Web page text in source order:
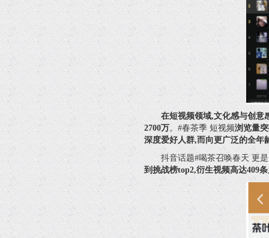
在短视频领域,文化感与创意
2700万。#春茶季 短视频浏览量
深度爱好人群,而向更广泛的全年
抖音话题#喝茶召唤春天 更是
到挑战榜top2,衍生视频高达409条